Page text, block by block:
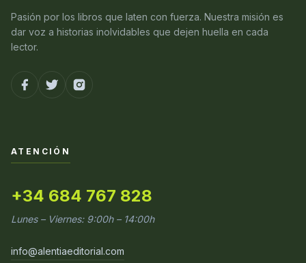
Pasión por los libros que laten con fuerza. Nuestra misión es
dar voz a historias inolvidables que dejen huella en cada
lector.
ATENCIÓN
+34 684 767 828
Lunes – Viernes: 9:00h – 14:00h
info@alentiaeditorial.com